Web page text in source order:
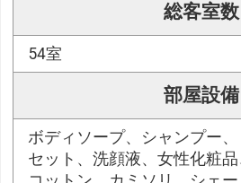
総客室数
54室
部屋設備
ボディソープ、シャンプー
セット、洗顔液、女性化粧品